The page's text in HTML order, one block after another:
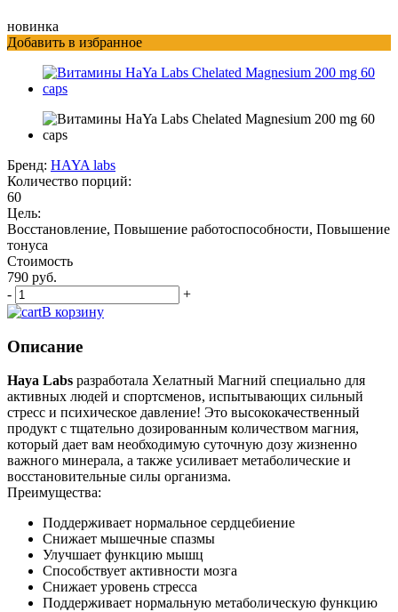
новинка
Добавить в избранное
Бренд: HAYA labs
Количество порций:
60
Цель:
Восстановление, Повышение работоспособности, Повышение
тонуса
Стоимость
790 руб.
-
+
В корзину
Описание
Haya Labs разработала Хелатный Магний специально для
активных людей и спортсменов, испытывающих сильный
стресс и психическое давление! Это высококачественный
продукт с тщательно дозированным количеством магния,
который дает вам необходимую суточную дозу жизненно
важного минерала, а также усиливает метаболические и
восстановительные силы организма.
Преимущества:
Поддерживает нормальное сердцебиение
Снижает мышечные спазмы
Улучшает функцию мышц
Способствует активности мозга
Снижает уровень стресса
Поддерживает нормальную метаболическую функцию